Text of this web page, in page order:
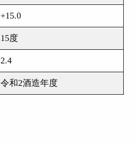
+15.0
15度
2.4
令和2酒造年度